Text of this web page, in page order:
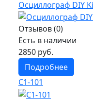
Осциллограф DIY
Отзывов (0)
Есть в наличии
2850 руб.
Подробнее
С1-101